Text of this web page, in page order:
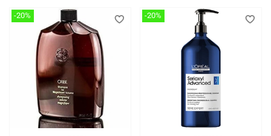
-20% -20%